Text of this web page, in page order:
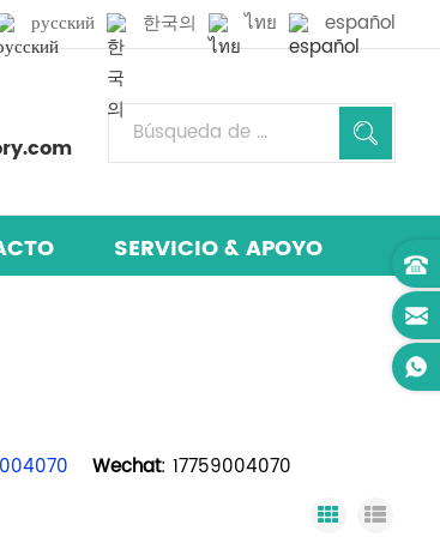
русский 한국의 ไทย español
SERVICIO & APOYO
Wechat: 17759004070
Grid View